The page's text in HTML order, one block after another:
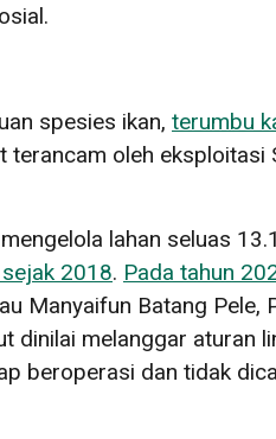
spesies ikan, terumbu
terancam oleh eksploitasi
lahan seluas
2018. Pada tahun
Manyaifun Batang Pele,
dinilai melanggar aturan
beroperasi dan tidak